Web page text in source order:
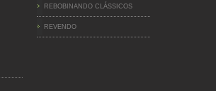
REBOBINANDO CLÁSSICOS
REVENDO